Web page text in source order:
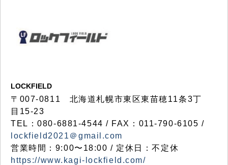
LOCKFIELD
〒007-0811 北海道札幌市東区東苗穂11条3丁
目15-23
TEL：080-6881-4544 / FAX：011-790-6105 /
lockfield2021＠gmail.com
営業時間：9:00〜18:00 / 定休日：不定休
https://www.kagi-lockfield.com/